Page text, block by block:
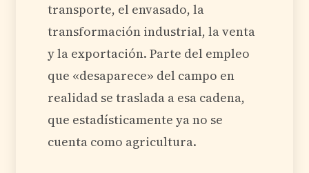
transporte, el envasado, la
transformación industrial, la venta
y la exportación. Parte del empleo
que «desaparece» del campo en
realidad se traslada a esa cadena,
que estadísticamente ya no se
cuenta como agricultura.